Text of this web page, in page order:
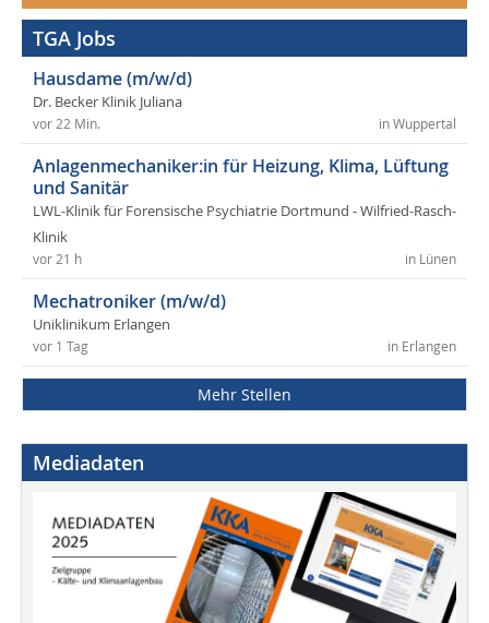
TGA Jobs
Hausdame (m/w/d)
Dr. Becker Klinik Juliana
in Wuppertal
vor 22 Min.
Anlagenmechaniker:in für Heizung, Klima, Lüftung
und Sanitär
LWL-Klinik für Forensische Psychiatrie Dortmund - Wilfried-Rasch-
Klinik
in Lünen
vor 21 h
Mechatroniker (m/w/d)
Uniklinikum Erlangen
in Erlangen
vor 1 Tag
Mehr Stellen
Mediadaten